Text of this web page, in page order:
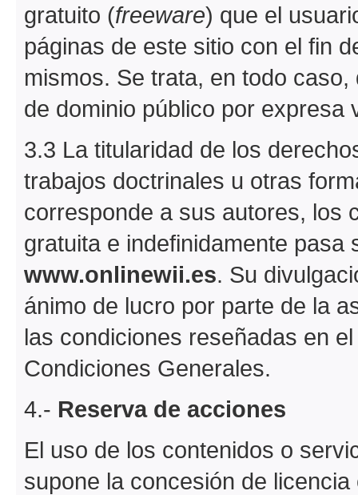
gratuito (freeware) que el
páginas de este sitio con el fin
mismos. Se trata, en todo
de dominio público por expresa
3.3 La titularidad de los
trabajos doctrinales u otras
corresponde a sus autores, los
gratuita e indefinidamente pasa
www.onlinewii.es. Su
ánimo de lucro por parte de la
las condiciones reseñadas en
Condiciones Generales.
4.- Reserva de acciones
El uso de los contenidos o
supone la concesión de